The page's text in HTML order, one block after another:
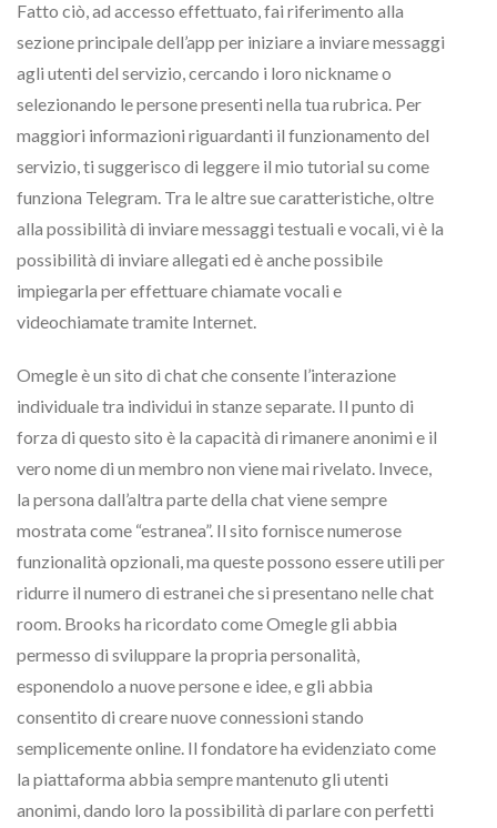
Fatto ciò, ad accesso effettuato, fai riferimento alla
sezione principale dell’app per iniziare a inviare messaggi
agli utenti del servizio, cercando i loro nickname o
selezionando le persone presenti nella tua rubrica. Per
maggiori informazioni riguardanti il funzionamento del
servizio, ti suggerisco di leggere il mio tutorial su come
funziona Telegram. Tra le altre sue caratteristiche, oltre
alla possibilità di inviare messaggi testuali e vocali, vi è la
possibilità di inviare allegati ed è anche possibile
impiegarla per effettuare chiamate vocali e
videochiamate tramite Internet.
Omegle è un sito di chat che consente l’interazione
individuale tra individui in stanze separate. Il punto di
forza di questo sito è la capacità di rimanere anonimi e il
vero nome di un membro non viene mai rivelato. Invece,
la persona dall’altra parte della chat viene sempre
mostrata come “estranea”. Il sito fornisce numerose
funzionalità opzionali, ma queste possono essere utili per
ridurre il numero di estranei che si presentano nelle chat
room. Brooks ha ricordato come Omegle gli abbia
permesso di sviluppare la propria personalità,
esponendolo a nuove persone e idee, e gli abbia
consentito di creare nuove connessioni stando
semplicemente online. Il fondatore ha evidenziato come
la piattaforma abbia sempre mantenuto gli utenti
anonimi, dando loro la possibilità di parlare con perfetti